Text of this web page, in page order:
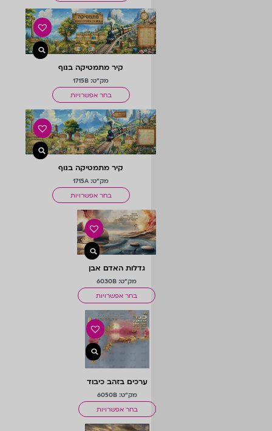
קיר מתמטיקה בנוף
מק"ט: 1715B
בחר אפשרויות
קיר מתמטיקה בנוף
מק"ט: 1715A
בחר אפשרויות
גדלות האדם אבן
מק"ט: 6030B
בחר אפשרויות
ערכים בזהב כיבוד
הוריםמק"ט: 6050B
בחר אפשרויות